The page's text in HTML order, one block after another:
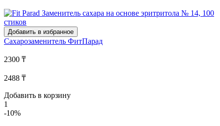
Добавить в избранное
Сахарозаменитель ФитПарад
2300 ₸
2488 ₸
Добавить в корзину
1
-10%